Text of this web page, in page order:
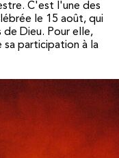
C'est l'une des
le 15 août, qui
de Dieu. Pour elle,
participation à la